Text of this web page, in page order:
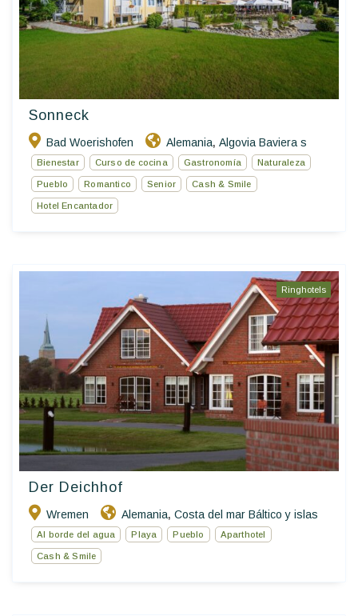
Sonneck
Bad Woerishofen Alemania, Algovia Baviera s
Bienestar Curso de cocina Gastronomía Naturaleza
Pueblo Romantico Senior Cash & Smile
Hotel Encantador
Ringhotels
Der Deichhof
Wremen Alemania, Costa del mar Báltico y islas
Al borde del agua Playa Pueblo Aparthotel
Cash & Smile